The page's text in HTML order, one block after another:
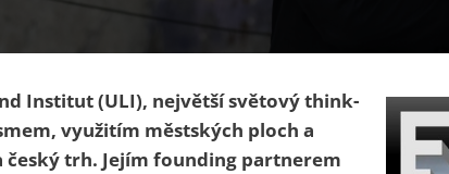
Institut (ULI), největší světový think-
využitím městských ploch a
trh. Jejím founding partnerem